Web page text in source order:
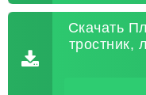
Скачать
тростник,